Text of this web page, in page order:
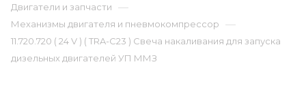
Двигатели и запчасти —
Механизмы двигателя и пневмокомпрессор —
11.720.720 ( 24 V ) ( TRA-C23 ) Свеча накаливания для запуска
дизельных двигателей УП ММЗ